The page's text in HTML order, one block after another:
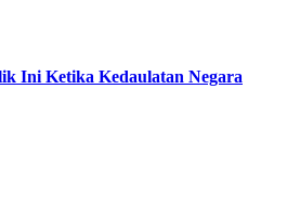
Ini Ketika Kedaulatan Negara